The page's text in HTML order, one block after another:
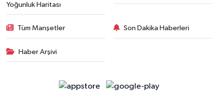
Yoğunluk Haritası
Tüm Manşetler Son Dakika Haberleri
Haber Arşivi